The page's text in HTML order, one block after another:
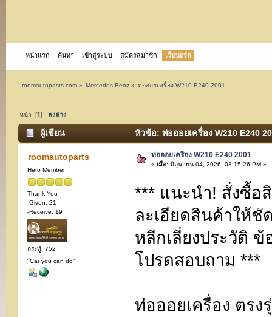
หน้าแรก ค้นหา เข้าสู่ระบบ สมัครสมาชิก เว็บบอร์ด
roomautopasts.com» Mercedes-Benz» ท่อออยเครื่อง W210 E240 2001
หน้า: [1] ลงล่าง
ผู้เขียน หัวข้อ: ท่อออยเครื่อง W210 E240
roomautoparts
Hero Member
Thank You
-Given: 21
-Receive: 19
กระทู้: 752
"Car you can do"
ท่อออยเครื่อง W210 E240 2001
« เมื่อ:มิถุนายน 04, 2026, 03:15:26 PM »
*** แนะนำ! สั่งซื้อ
ละเอียดสินค้าให้ชั
หลีกเลี่ยงประวัติ
โปรดสอบถาม ***
ท่อออยเครื่อง ตร